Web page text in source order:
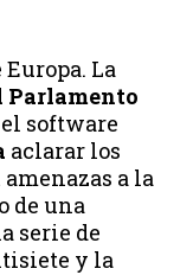
La
Parlamento
software
aclarar los
a la
de una
serie de
y la